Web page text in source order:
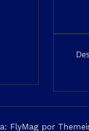
FlyMagpor